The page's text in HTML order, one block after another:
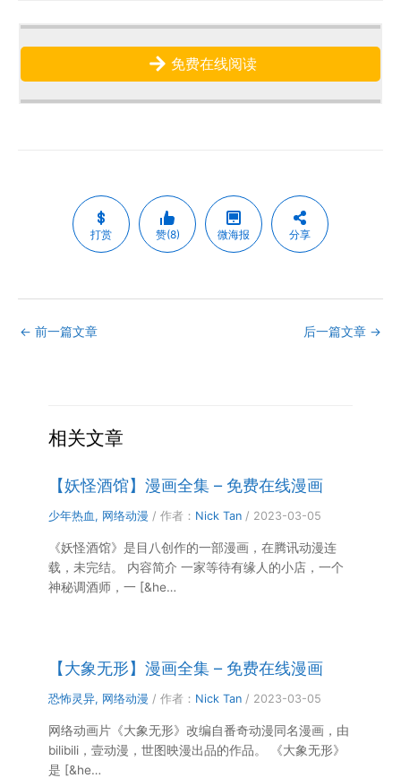
免费在线阅读
打赏 赞(8) 微海报 分享
← 前一篇文章 后一篇文章 →
相关文章
【妖怪酒馆】漫画全集 – 免费在线漫画
少年热血 , 网络动漫 / 作者： Nick Tan / 2023-03-05
《妖怪酒馆》是目八创作的一部漫画，在腾讯动漫连
载，未完结。 内容简介 一家等待有缘人的小店，一个
神秘调酒师，一 [&he…
【大象无形】漫画全集 – 免费在线漫画
恐怖灵异, 网络动漫 / 作者： Nick Tan / 2023-03-05
网络动画片《大象无形》改编自番奇动漫同名漫画，由
bilibili，壹动漫，世图映漫出品的作品。 《大象无形》
是 [&he…